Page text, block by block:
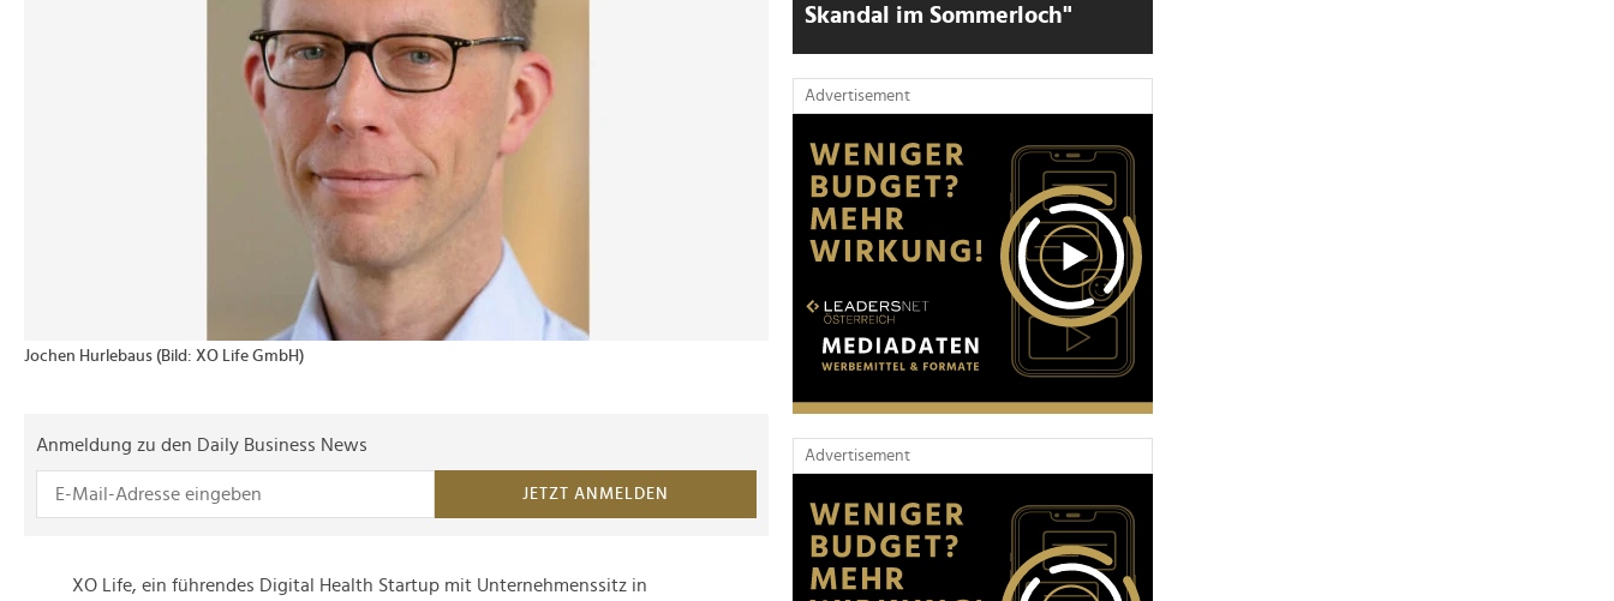
Jochen Hurlebaus (Bild: XO Life GmbH)
Anmeldung zu den Daily Business News
JETZT ANMELDEN
XO Life, ein führendes Digital Health Startup mit Unternehmenssitz in
Skandal im Sommerloch"
Advertisement
Advertisement